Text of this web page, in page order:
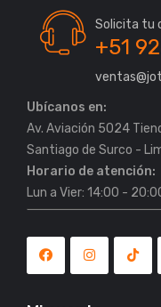
Solicita tu
+51
Ubícanos en:
Av. Aviación 5024
Horario de atención:
Lun a Vier: 14:00 -